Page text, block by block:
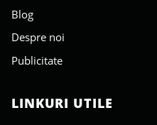
Blog
Despre noi
Publicitate
LINKURI UTILE